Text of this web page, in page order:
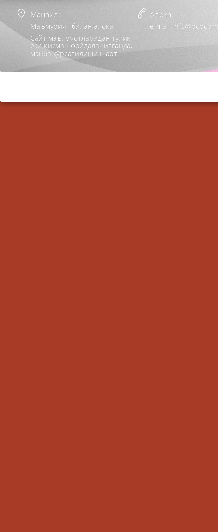
Манзил:
Маъмурият билан алоқа
Сайт маълумотларидан тўлиқ
ёки қисман фойдаланилганда,
манба кўрсатилиши шарт.
Алоқа:
e-